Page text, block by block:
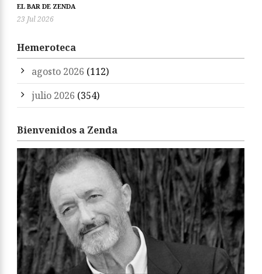
EL BAR DE ZENDA
23 Jul 2026
Hemeroteca
agosto 2026 (112)
julio 2026 (354)
Bienvenidos a Zenda